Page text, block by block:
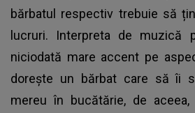
bărbatul respectiv trebuie să
lucruri. Interpreta de muzică
niciodată mare accent pe
dorește un bărbat care să îi
mereu în bucătărie, de aceea,